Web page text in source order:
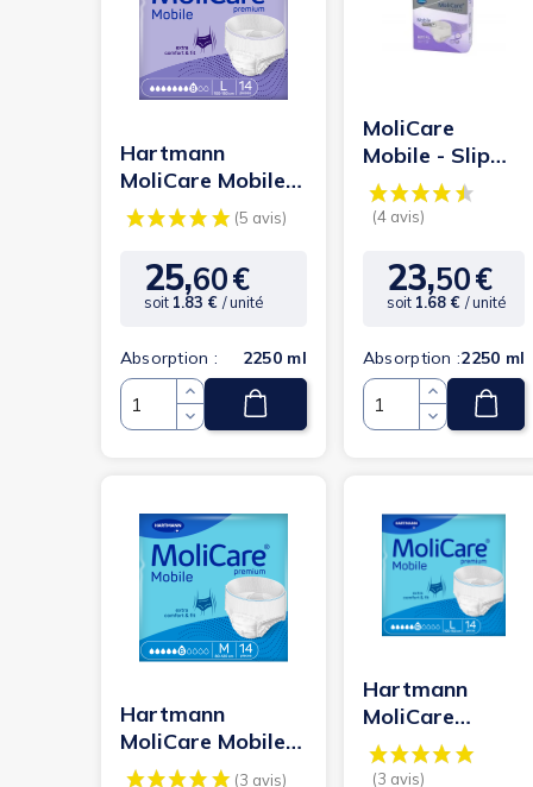
Hartmann
MoliCare Mobile L
8 gouttes
Prix
25,60€
soit 1.83 € / unité
Absorption : 2250 ml
Quantité
MoliCare
Mobile - Slip
Absorbant /
Pants - 8
(4 avis)
Prix
23,50€
soit 1.68 € / unité
Absorption :2250 ml
Quantité
Hartmann
MoliCare Mobile
M 6 gouttes
Hartmann
MoliCare
Mobile L 6
gouttes